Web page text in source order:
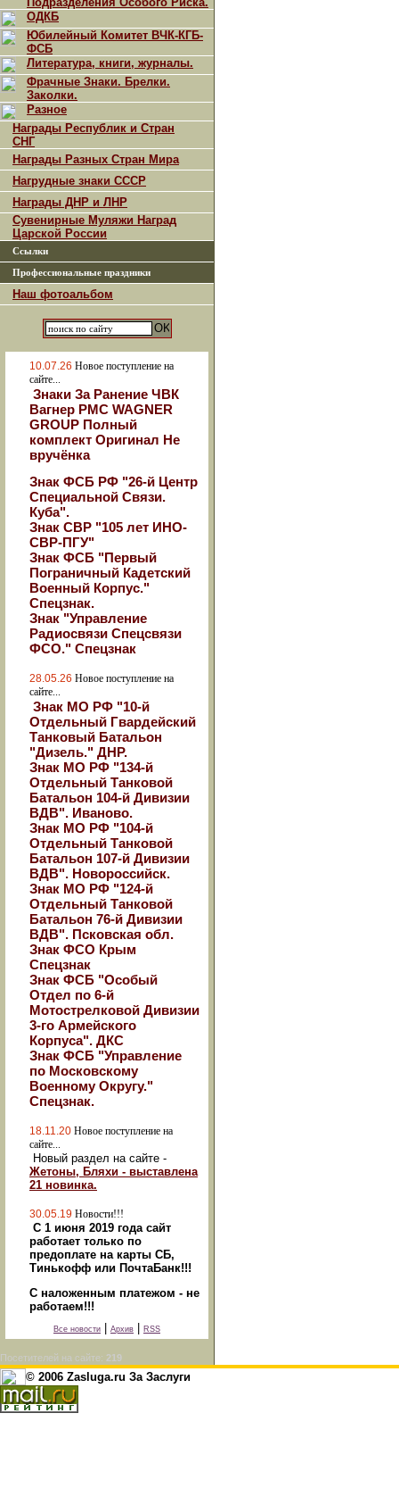
ОДКБ
Юбилейный Комитет ВЧК-КГБ-
ФСБ
Литература, книги, журналы.
Фрачные Знаки. Брелки.
Заколки.
Разное
Награды Республик и Стран
СНГ
Награды Разных Стран Мира
Нагрудные знаки СССР
Награды ДНР и ЛНР
Сувенирные Муляжи Наград
Царской России
Ссылки
Профессиональные праздники
Наш фотоальбом
10.07.26 Новое поступление на
сайте...
Знаки За Ранение ЧВК
Вагнер РМС WAGNER
GROUP Полный
комплект Оригинал Не
вручёнка
Знак ФСБ РФ "26-й Центр
Специальной Связи.
Куба".
Знак СВР "105 лет ИНО-
СВР-ПГУ"
Знак ФСБ "Первый
Пограничный Кадетский
Военный Корпус."
Спецзнак.
Знак "Управление
Радиосвязи Спецсвязи
ФСО." Спецзнак
28.05.26 Новое поступление на
сайте...
Знак МО РФ "10-й
Отдельный Гвардейский
Танковый Батальон
"Дизель." ДНР.
Знак МО РФ "134-й
Отдельный Танковой
Батальон 104-й Дивизии
ВДВ". Иваново.
Знак МО РФ "104-й
Отдельный Танковой
Батальон 107-й Дивизии
ВДВ". Новороссийск.
Знак МО РФ "124-й
Отдельный Танковой
Батальон 76-й Дивизии
ВДВ". Псковская обл.
Знак ФСО Крым
Спецзнак
Знак ФСБ "Особый
Отдел по 6-й
Мотострелковой Дивизии
3-го Армейского
Корпуса". ДКС
Знак ФСБ "Управление
по Московскому
Военному Округу."
Спецзнак.
18.11.20 Новое поступление на
сайте...
Новый раздел на сайте -
Жетоны, Бляхи - выставлена
21 новинка.
30.05.19 Новости!!!
С 1 июня 2019 года сайт
работает только по
предоплате на карты СБ,
Тинькофф или ПочтаБанк!!!
С наложенным платежом - не
работаем!!!
Все новости Архив RSS
Посетителей на сайте: 219
© 2006 Zasluga.ru За Заслуги